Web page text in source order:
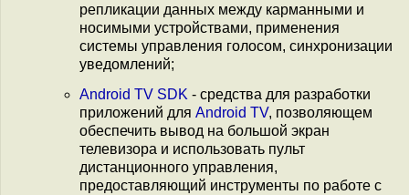
репликации данных между карманными и
носимыми устройствами, применения
системы управления голосом, синхронизации
уведомлений;
Android TV SDK - средства для разработки
приложений для Android TV, позволяющем
обеспечить вывод на большой экран
телевизора и использовать пульт
дистанционного управления,
предоставляющий инструменты по работе с